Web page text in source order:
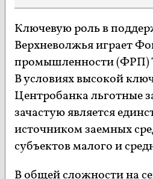
Ключевую роль в
Верхневолжья играет
промышленности (ФРП)
В условиях высокой
Центробанка льготные
зачастую является
источником заемных
субъектов малого и
В общей сложности на